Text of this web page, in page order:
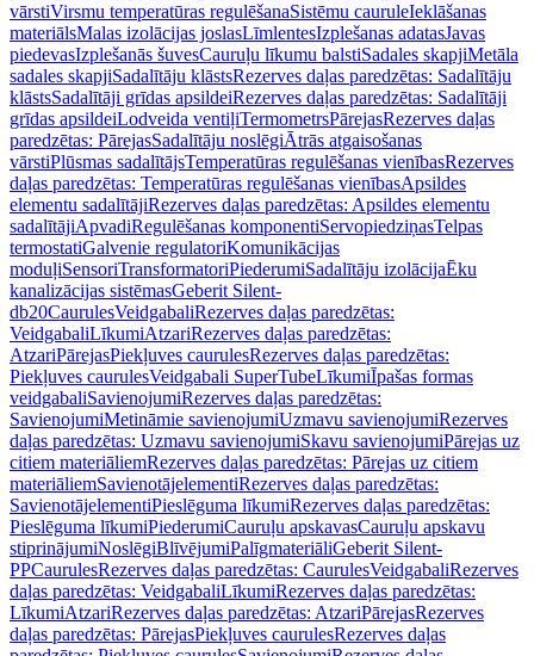
vārstiVirsmu temperatūras regulēšanaSistēmu cauruleIeklāšanas
materiālsMalas izolācijas joslasLīmlentesIzplešanas adatasJavas
piedevasIzplešanās šuvesCauruļu līkumu balstiSadales skapjiMetāla
sadales skapjiSadalītāju klāstsRezerves daļas paredzētas: Sadalītāju
klāstsSadalītāji grīdas apsildeiRezerves daļas paredzētas: Sadalītāji
grīdas apsildeiLodveida ventiļiTermometrsPārejasRezerves daļas
paredzētas: PārejasSadalītāju noslēgiĀtrās atgaisošanas
vārstiPlūsmas sadalītājsTemperatūras regulēšanas vienībasRezerves
daļas paredzētas: Temperatūras regulēšanas vienībasApsildes
elementu sadalītājiRezerves daļas paredzētas: Apsildes elementu
sadalītājiApvadiRegulēšanas komponentiServopiedziņasTelpas
termostatiGalvenie regulatoriKomunikācijas
moduļiSensoriTransformatoriPiederumiSadalītāju izolācijaĒku
kanalizācijas sistēmasGeberit Silent-
db20CaurulesVeidgabaliRezerves daļas paredzētas:
VeidgabaliLīkumiAtzariRezerves daļas paredzētas:
AtzariPārejasPiekļuves caurulesRezerves daļas paredzētas:
Piekļuves caurulesVeidgabali SuperTubeLīkumiĪpašas formas
veidgabaliSavienojumiRezerves daļas paredzētas:
SavienojumiMetināmie savienojumiUzmavu savienojumiRezerves
daļas paredzētas: Uzmavu savienojumiSkavu savienojumiPārejas uz
citiem materiāliemRezerves daļas paredzētas: Pārejas uz citiem
materiāliemSavienotājelementiRezerves daļas paredzētas:
SavienotājelementiPieslēguma līkumiRezerves daļas paredzētas:
Pieslēguma līkumiPiederumiCauruļu apskavasCauruļu apskavu
stiprinājumiNoslēgiBlīvējumiPalīgmateriāliGeberit Silent-
PPCaurulesRezerves daļas paredzētas: CaurulesVeidgabaliRezerves
daļas paredzētas: VeidgabaliLīkumiRezerves daļas paredzētas:
LīkumiAtzariRezerves daļas paredzētas: AtzariPārejasRezerves
daļas paredzētas: PārejasPiekļuves caurulesRezerves daļas